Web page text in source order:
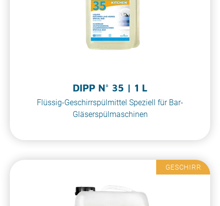
DIPP N° 35 | 1 L
Flüssig-Geschirrspülmittel Speziell für Bar-
Gläserspülmaschinen
GESCHIRR